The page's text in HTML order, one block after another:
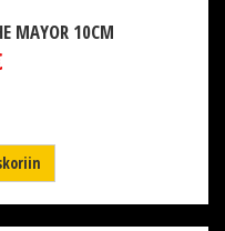
MAYOR 10CM